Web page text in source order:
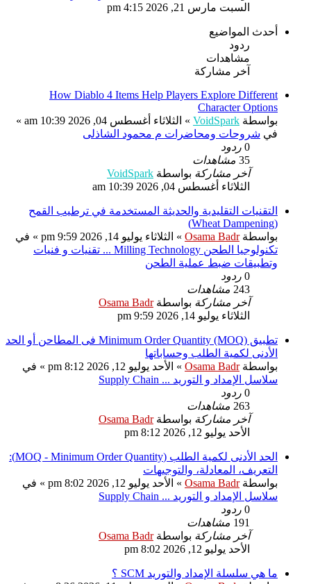
السبت مارس 21, 2026 4:15 pm
أحدث المواضيع
ردود
مشاهدات
آخر مشاركة
How Diablo 4 Items Help Players Explore Different
Character Options
بواسطة VoidSpark
» الثلاثاء أغسطس 04, 2026 10:39 am »
في شروحات ومحاضرات م محمود الشاذلى
0 ردود
35 مشاهدات
آخر مشاركة بواسطة VoidSpark
الثلاثاء أغسطس 04, 2026 10:39 am
التقنيات التقليدية والحديثة المستخدمة في ترطيب القمح
(Wheat Dampening)
بواسطةOsama Badr » الثلاثاء يوليو 14, 2026 9:59 pm » في
تكنولوجيا الطحن Milling Technology ... تقنيات و فنيات
وتطبيقات ضبط عملية الطحن
0 ردود
243 مشاهدات
آخر مشاركة بواسطةOsama Badr
الثلاثاء يوليو 14, 2026 9:59 pm
تطبيق Minimum Order Quantity (MOQ) فى المطاحن أو الحد
الأدنى لكمية الطلب وحساباتها
بواسطةOsama Badr » الأحد يوليو 12, 2026 8:12 pm » في
سلاسل الإمداد و التوريد ... Supply Chain
0 ردود
263 مشاهدات
آخر مشاركة بواسطةOsama Badr
الأحد يوليو 12, 2026 8:12 pm
الحد الأدنى لكمية الطلب (MOQ - Minimum Order Quantity):
التعريف، المعادلة، والتوجيهات
بواسطةOsama Badr » الأحد يوليو 12, 2026 8:02 pm » في
سلاسل الإمداد و التوريد ... Supply Chain
0 ردود
191 مشاهدات
آخر مشاركة بواسطةOsama Badr
الأحد يوليو 12, 2026 8:02 pm
ما هي سلسلة الإمداد والتوريد SCM ؟